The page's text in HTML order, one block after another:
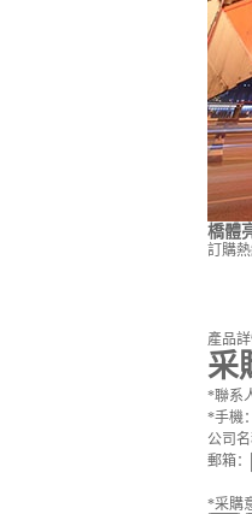
橋體
訂購熱
產品
采
*聯系
*手機：
公司名
郵箱：
*采購